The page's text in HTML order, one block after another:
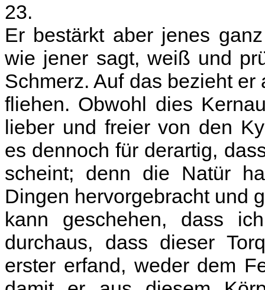
23.
Er bestärkt aber jenes
wie jener sagt, weiß und
Schmerz. Auf das bezieht
fliehen. Obwohl dies
lieber und freier von den
es dennoch für derartig,
scheint; denn die Natür
Dingen hervorgebracht und
kann geschehen, dass
durchaus, dass dieser
erster erfand, weder dem